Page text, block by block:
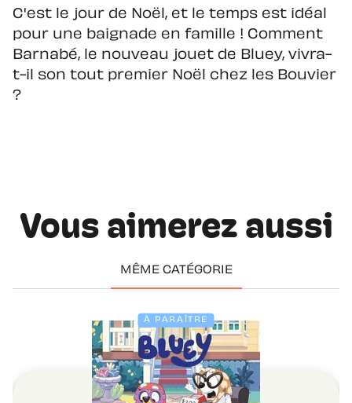
C'est le jour de Noël, et le temps est idéal
pour une baignade en famille ! Comment
Barnabé, le nouveau jouet de Bluey, vivra-
t-il son tout premier Noël chez les Bouvier
?
Vous aimerez aussi
MÊME CATÉGORIE
À PARAÎTRE